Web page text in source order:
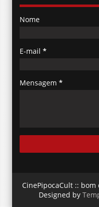
Nome
E-mail *
Mensagem *
CinePipocaCult ::
Designed by